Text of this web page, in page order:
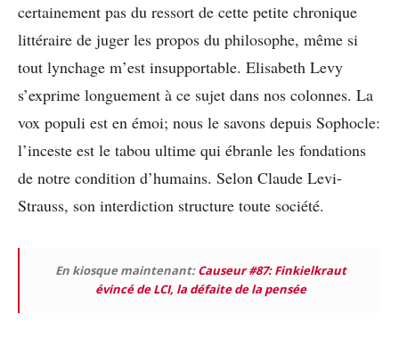
certainement pas du ressort de cette petite chronique
littéraire de juger les propos du philosophe, même si
tout lynchage m’est insupportable. Elisabeth Levy
s’exprime longuement à ce sujet dans nos colonnes. La
vox populi est en émoi; nous le savons depuis Sophocle:
l’inceste est le tabou ultime qui ébranle les fondations
de notre condition d’humains. Selon Claude Levi-
Strauss, son interdiction structure toute société.
En kiosque maintenant:Causeur #87: Finkielkraut
évincé de LCI, la défaite de la pensée